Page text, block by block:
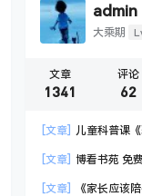
admin
大乘期
文章
1341
评论
62
[文章]
儿童科普课
[文章]
博看书苑 免
[文章]
《家长应该